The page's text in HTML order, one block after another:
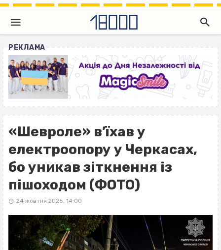
РЕКЛАМА
«Шевроле» в’їхав у
електроопору у Черкасах,
бо уникав зіткнення із
пішоходом (ФОТО)
24 жовтня 2025, 14:00